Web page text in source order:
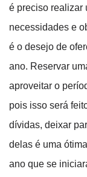
é preciso realizar
necessidades e
é o desejo de
ano. Reservar
aproveitar o
pois isso será
dívidas, deixar
delas é uma
ano que se